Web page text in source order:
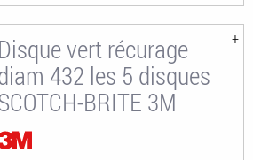
Disque vert récurage
432 les 5 disques
BRITE 3M